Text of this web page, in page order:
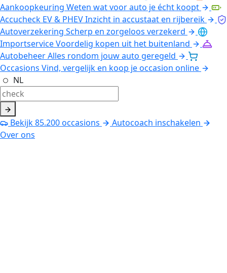
Aankoopkeuring Weten wat voor auto je écht koopt
Accucheck EV & PHEVInzicht in accustaat en rijbereik
Autoverzekering Scherp en zorgeloos verzekerd
ImportserviceVoordelig kopen uit het buitenland
AutobeheerAlles rondom jouw auto geregeld
Occasions Vind, vergelijk en koop je occasion online
NL
Bekijk85.200occasions
Autocoach inschakelen
Over ons